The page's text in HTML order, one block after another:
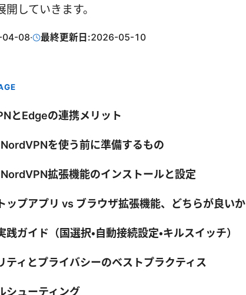
していきます。
04-08· 最終更新日:2026-05-10
とEdgeの連携メリット
を使う前に準備するもの
拡張機能のインストールと設定
ップアプリ vs ブラウザ拡張機能、どちらが良いか
践ガイド（国選択・自動接続設定・キルスイッチ）
ティとプライバシーのベストプラクティス
シューティング